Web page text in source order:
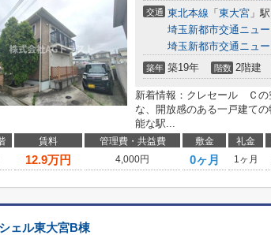
交通 東北本線 「 東大宮 」
埼玉新都市交通ニュ
埼玉新都市交通ニュ
築年 築19年 階数 2階建
新着情報：クレセール Ｃの
な、開放感のある一戸建て
能な駅...
賃料 管理費・共益費 敷金 礼金
12.9万円 4,000円 0ヶ月 1ヶ月
ェル東大宮B棟